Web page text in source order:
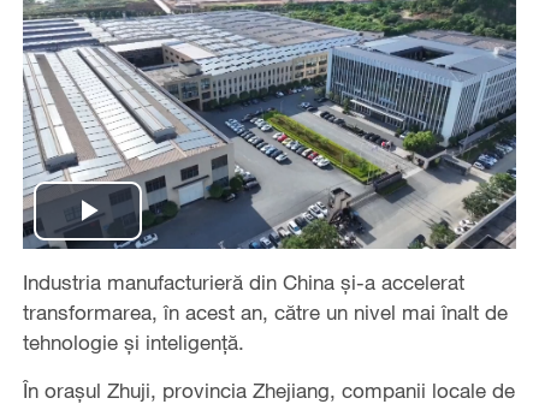
Play
Video
Industria manufacturieră din China și-a accelerat
transformarea, în acest an, către un nivel mai înalt de
tehnologie și inteligență.
În orașul Zhuji, provincia Zhejiang, companii locale de